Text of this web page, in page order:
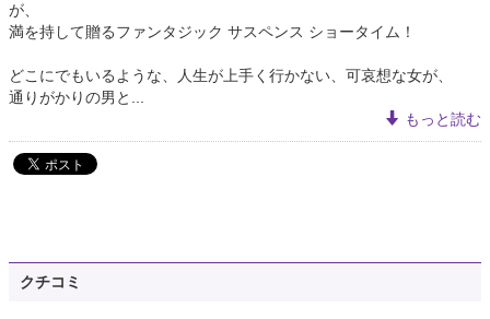
が、
満を持して贈るファンタジック サスペンス ショータイム！
どこにでもいるような、人生が上手く行かない、可哀想な女が、
通りがかりの男と...
もっと読む
クチコミ